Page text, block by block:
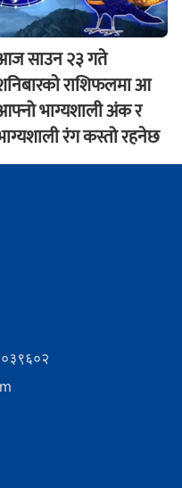
साउन २३ गते
राशिफलमा आ
भाग्यशाली अंक र
रंग कस्तो रहनेछ